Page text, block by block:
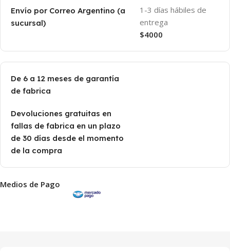
Envío por Correo Argentino (a
sucursal)
1-3 días hábiles de
entrega
$4000
De 6 a 12 meses de garantía
de fabrica
Devoluciones gratuitas en
fallas de fabrica en un plazo
de 30 días desde el momento
de la compra
Medios de Pago